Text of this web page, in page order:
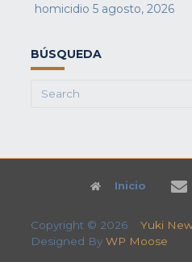
homicidio 5 agosto, 2026
BÚSQUEDA
Search
Inicio
Copyright © 2026 Yuki
Designed By WP Moose